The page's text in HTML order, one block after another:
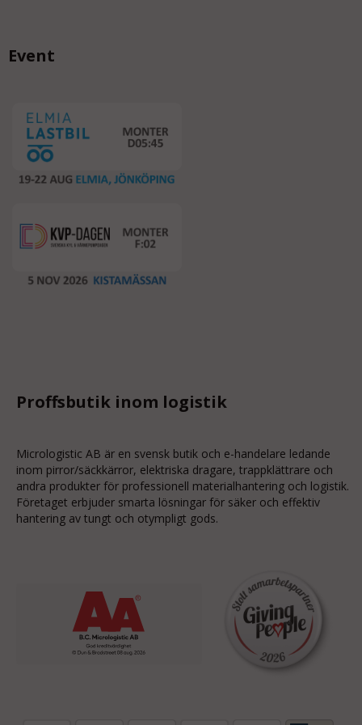
Event
Proffsbutik inom logistik
Micrologistic AB är en svensk butik och e-handelare ledande
inom pirror/säckkärror, elektriska dragare, trappklättrare och
andra produkter för professionell materialhantering och logistik.
Företaget erbjuder smarta lösningar för säker och effektiv
hantering av tungt och otympligt gods.